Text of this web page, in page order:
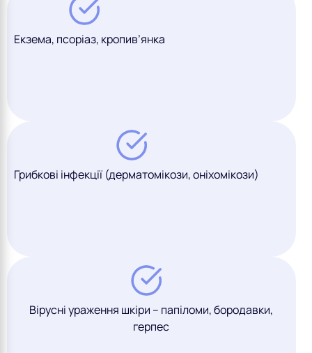
Екзема, псоріаз, кропив’янка
Грибкові інфекції (дерматомікози, оніхомікози)
Вірусні ураження шкіри – папіломи, бородавки,
герпес